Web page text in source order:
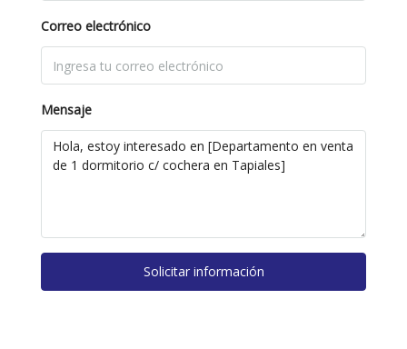
Correo electrónico
Mensaje
Solicitar información